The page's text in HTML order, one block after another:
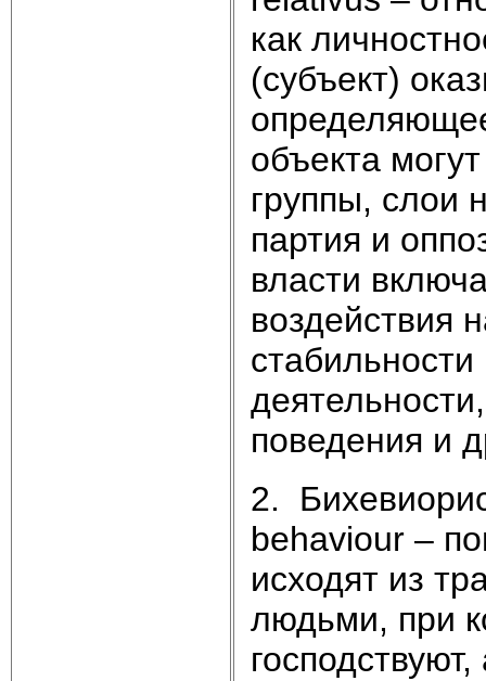
как
(субъект)
объекта
группы, слои
партия и
власти
воздействия
поведения и
2.
behaviour –
исходят из
людьми, при